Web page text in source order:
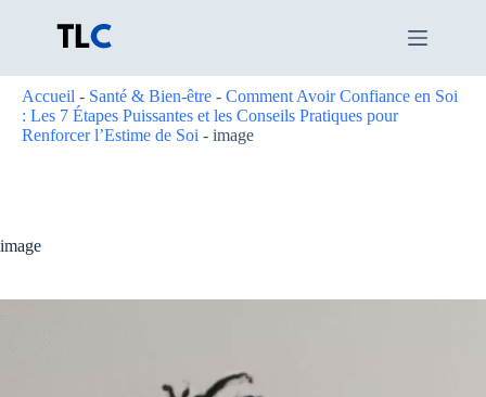
Accueil - Santé & Bien-être - Comment Avoir Confiance en Soi
: Les 7 Étapes Puissantes et les Conseils Pratiques pour
Renforcer l’Estime de Soi - image
image